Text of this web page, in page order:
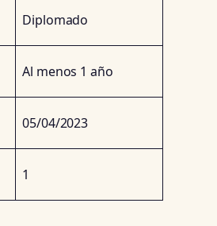
Diplomado
Al menos 1 año
05/04/2023
1